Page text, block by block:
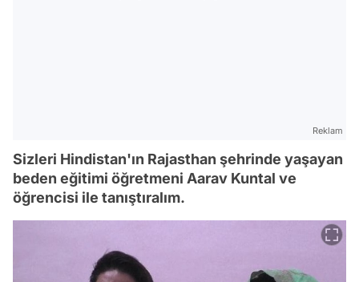
Reklam
Sizleri Hindistan'ın Rajasthan şehrinde yaşayan
beden eğitimi öğretmeni Aarav Kuntal ve
öğrencisi ile tanıştıralım.